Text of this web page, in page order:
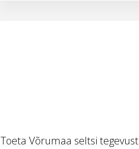
Toeta Võrumaa seltsi tegevust